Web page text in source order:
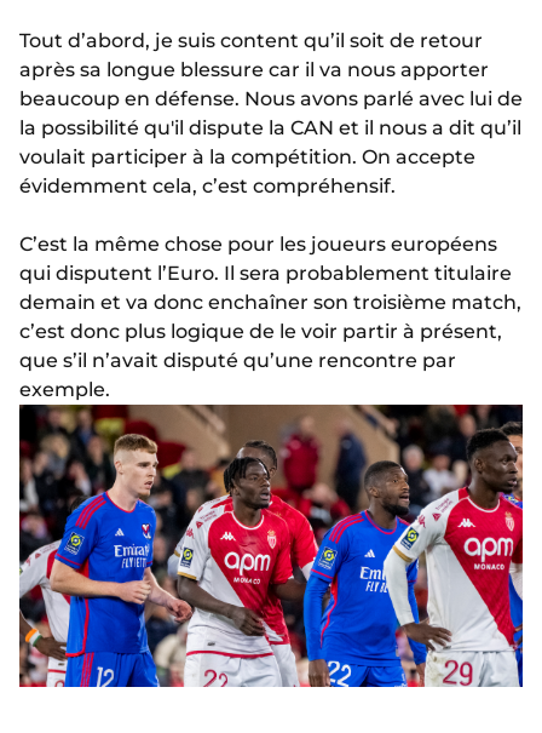
Tout d’abord, je suis content qu’il soit de retour
après sa longue blessure car il va nous apporter
beaucoup en défense. Nous avons parlé avec lui de
la possibilité qu'il dispute la CAN et il nous a dit qu’il
voulait participer à la compétition. On accepte
évidemment cela, c’est compréhensif.
C’est la même chose pour les joueurs européens
qui disputent l’Euro. Il sera probablement titulaire
demain et va donc enchaîner son troisième match,
c’est donc plus logique de le voir partir à présent,
que s’il n’avait disputé qu’une rencontre par
exemple.